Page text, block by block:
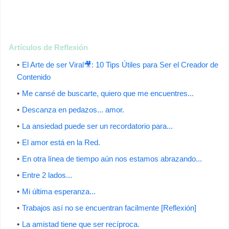
Artículos de Reflexión
El Arte de ser Viral🎥: 10 Tips Útiles para Ser el Creador de
Contenido
Me cansé de buscarte, quiero que me encuentres...
Descanza en pedazos... amor.
La ansiedad puede ser un recordatorio para...
El amor está en la Red.
En otra línea de tiempo aún nos estamos abrazando...
Entre 2 lados...
Mi última esperanza...
Trabajos así no se encuentran facilmente [Reflexión]
La amistad tiene que ser recíproca.